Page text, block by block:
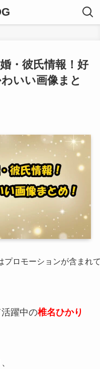
・彼氏情報！好
いい画像まと
プロモーションが含まれ
躍中の椎名ひかり